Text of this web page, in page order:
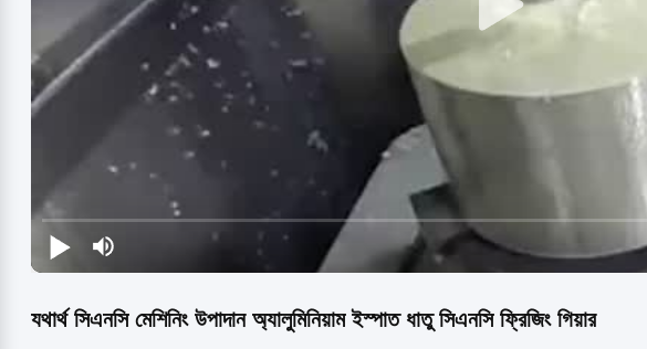
যথার্থ সিএনসি মেশিনিং উপাদান অ্যালুমিনিয়াম ইস্পাত ধাতু সিএনসি ফ্রিজিং গিয়ার